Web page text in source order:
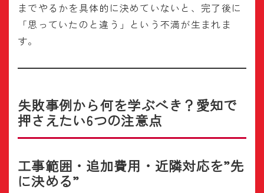
までやるかを具体的に決めていないと、完了後に
「思っていたのと違う」という不満が生まれま
す。
失敗事例から何を学ぶべき？愛知で
押さえたい6つの注意点
工事範囲・追加費用・近隣対応を”先
に決める”